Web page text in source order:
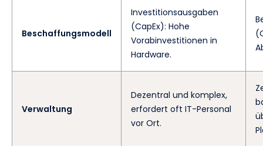
Beschaffungsmodell
Investitionsausgaben
(CapEx): Hohe
Vorabinvestitionen in
Hardware.
Verwaltung
Dezentral und komplex,
erfordert oft IT-Personal
vor Ort.